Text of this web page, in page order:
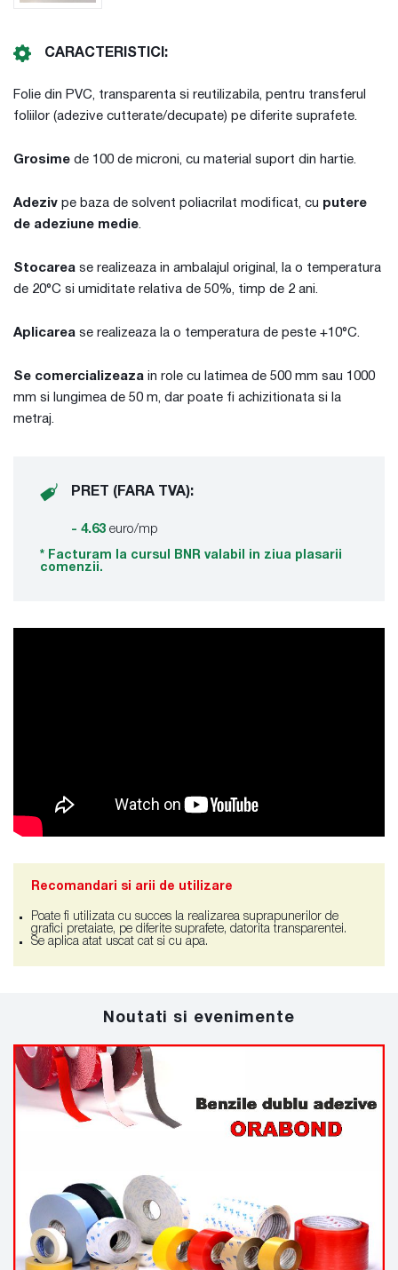
CARACTERISTICI:
Folie din PVC, transparenta si reutilizabila, pentru transferul
foliilor (adezive cutterate/decupate) pe diferite suprafete.
Grosime de 100 de microni, cu material suport din hartie.
Adeziv pe baza de solvent poliacrilat modificat, cu putere
de adeziune medie.
Stocarea se realizeaza in ambalajul original, la o temperatura
de 20°C si umiditate relativa de 50%, timp de 2 ani.
Aplicarea se realizeaza la o temperatura de peste +10°C.
Se comercializeaza in role cu latimea de 500 mm sau 1000
mm si lungimea de 50 m, dar poate fi achizitionata si la
metraj.
PRET (FARA TVA):
- 4.63 euro/mp
* Facturam la cursul BNR valabil in ziua plasarii
comenzii.
Recomandari si arii de utilizare
Poate fi utilizata cu succes la realizarea suprapunerilor de
grafici pretaiate, pe diferite suprafete, datorita transparentei.
Se aplica atat uscat cat si cu apa.
Noutati si evenimente